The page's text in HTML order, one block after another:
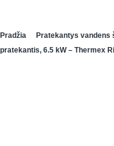
Pradžia Pratekantys vandens
pratekantis, 6.5 kW – Thermex